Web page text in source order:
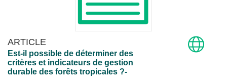
ARTICLE
Est-il possible de déterminer des
critères et indicateurs de gestion
durable des forêts tropicales ?-